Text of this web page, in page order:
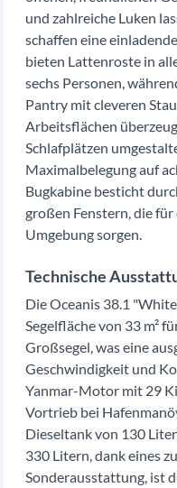
und zahlreiche Luken
schaffen eine
bieten Lattenroste in
sechs Personen,
Pantry mit cleveren
Arbeitsflächen
Schlafplätzen
Maximalbelegung auf
Bugkabine besticht
großen Fenstern, die
Umgebung sorgen.
Technische
Die Oceanis 38.1
Segelfläche von 33 m²
Großsegel, was eine
Geschwindigkeit und
Yanmar-Motor mit 29
Vortrieb bei
Dieseltank von 130
330 Litern, dank eines
Sonderausstattung, ist